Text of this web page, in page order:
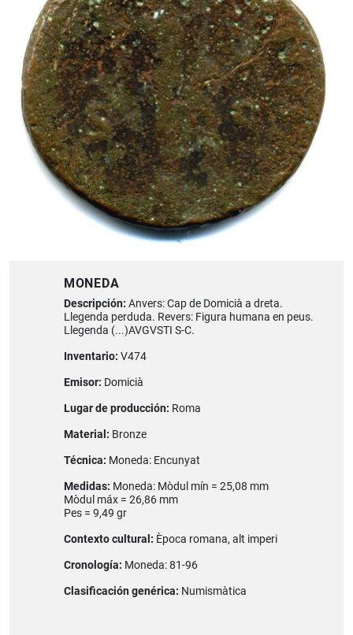
MONEDA
Descripción: Anvers: Cap de Domicià a dreta.
Llegenda perduda. Revers: Figura humana en peus.
Llegenda (...)AVGVSTI S-C.
Inventario: V474
Emisor: Domicià
Lugar de producción: Roma
Material: Bronze
Técnica: Moneda: Encunyat
Medidas: Moneda: Mòdul mín = 25,08 mm
Mòdul máx = 26,86 mm
Pes = 9,49 gr
Contexto cultural: Època romana, alt imperi
Cronología: Moneda: 81-96
Clasificación genérica: Numismàtica